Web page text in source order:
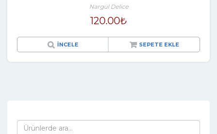
Nargül Delice
120.00₺
İNCELE SEPETE EKLE
Ara: